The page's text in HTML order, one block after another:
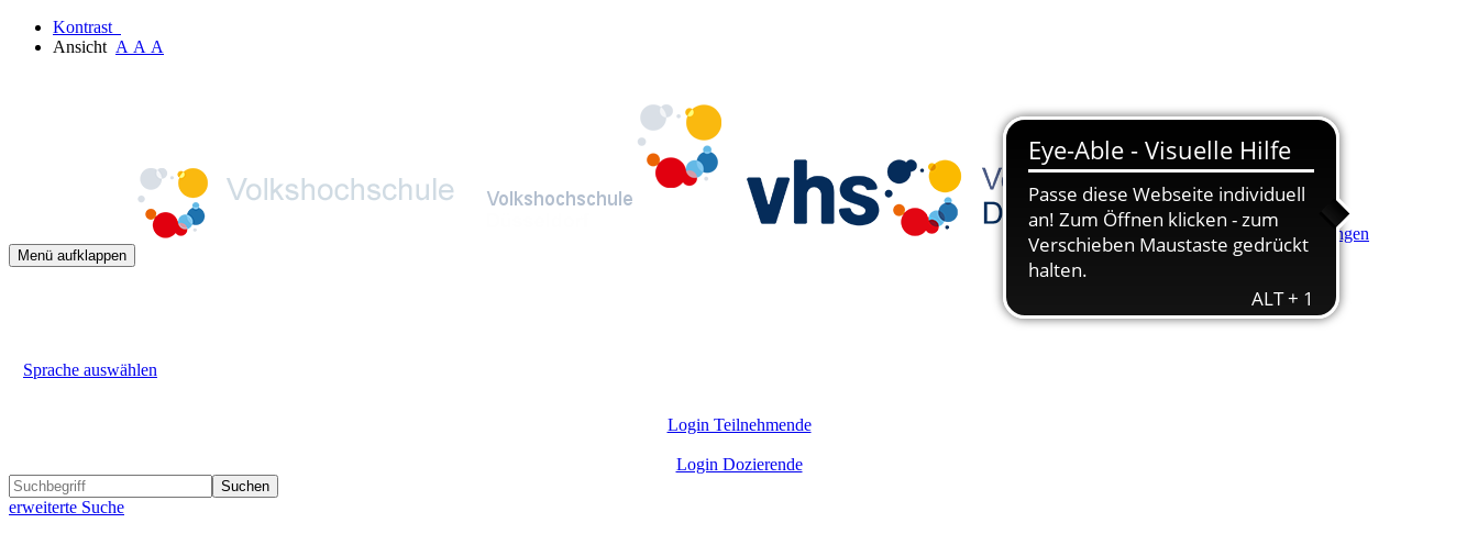
Kontrast
Ansicht A A A
Hauptinhalt anspringen
Menü aufklappen
Sprache auswählen
Login Teilnehmende
Login Dozierende
Suchen
erweiterte Suche